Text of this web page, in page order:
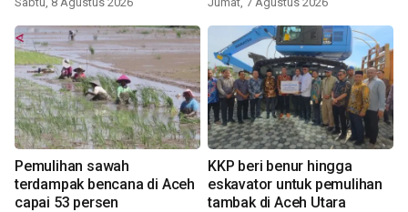
Pemulihan sawah
terdampak bencana di Aceh
capai 53 persen
KKP beri benur hingga
eskavator untuk pemulihan
tambak di Aceh Utara